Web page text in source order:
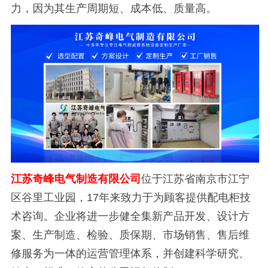
力，因为其生产周期短、成本低、质量高。
江苏奇峰电气制造有限公司 位于江苏省南京市江宁
区谷里工业园，17年来致力于为顾客提供配电柜技
术咨询。企业将进一步健全集新产品开发、设计方
案、生产制造、检验、质保期、市场销售、售后维
修服务为一体的运营管理体系，并创建科学研究、